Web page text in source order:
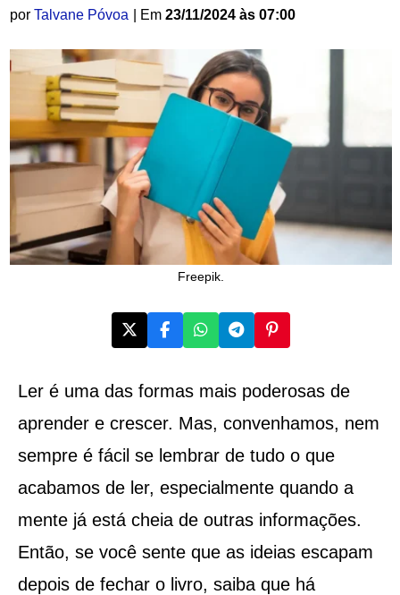
por Talvane Póvoa | Em 23/11/2024 às 07:00
Freepik.
Ler é uma das formas mais poderosas de
aprender e crescer. Mas, convenhamos, nem
sempre é fácil se lembrar de tudo o que
acabamos de ler, especialmente quando a
mente já está cheia de outras informações.
Então, se você sente que as ideias escapam
depois de fechar o livro, saiba que há